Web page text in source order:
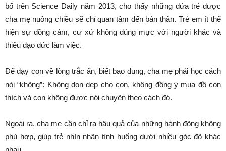
bố trên Science Daily năm 2013, cho thấy những đứa trẻ được
cha mẹ nuông chiều sẽ chỉ quan tâm đến bản thân. Trẻ em ít thể
hiện sự đồng cảm, cư xử không đúng mực với người khác và
thiếu đạo đức làm việc.
Để dạy con về lòng trắc ẩn, biết bao dung, cha mẹ phải học cách
nói “không”: Không dọn dẹp cho con, không đồng ý mua đồ con
thích và con không được nói chuyện theo cách đó.
Ngoài ra, cha mẹ cần chỉ ra hậu quả của những hành động không
phù hợp, giúp trẻ nhìn nhận tình huống dưới nhiều góc độ khác